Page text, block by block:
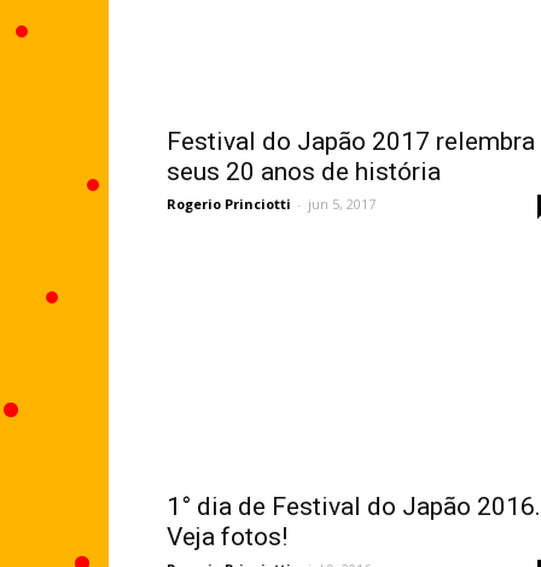
Festival do Japão 2017 relembra
seus 20 anos de história
Rogerio Princiotti - jun 5, 2017
1° dia de Festival do Japão 2016.
Veja fotos!